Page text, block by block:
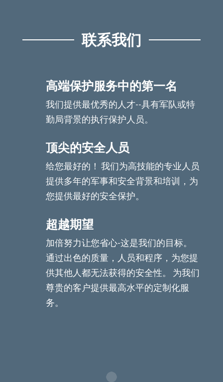
联系我们
高端保护服务中的第一名
我们提供最优秀的人才--具有军队或特
勤局背景的执行保护人员。
顶尖的安全人员
给您最好的！ 我们为高技能的专业人员
提供多年的军事和安全背景和培训，为
您提供最好的安全保护。
超越期望
加倍努力让您省心-这是我们的目标。
通过出色的质量，人员和程序，为您提
供其他人都无法获得的安全性。 为我们
尊贵的客户提供最高水平的定制化服
务。